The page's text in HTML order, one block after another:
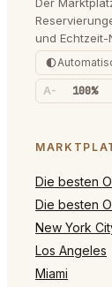
und
A- 100%
Die besten
Die besten
New York
Los Angeles
Miami